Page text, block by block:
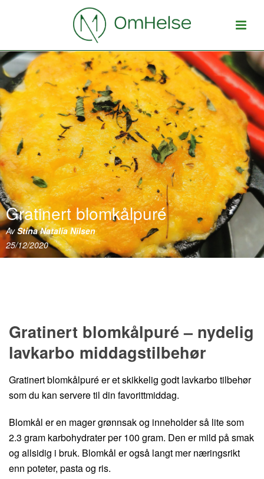
Gratinert blomkålpuré
AvStina Natalia Nilsen
25/12/2020
Gratinert blomkålpuré – nydelig
lavkarbo middagstilbehør
Gratinert blomkålpuré er et skikkelig godt lavkarbo tilbehør
som du kan servere til din favorittmiddag.
Blomkål er en mager grønnsak og inneholder så lite som
2.3 gram karbohydrater per 100 gram. Den er mild på smak
og allsidig i bruk. Blomkål er også langt mer næringsrikt
enn poteter, pasta og ris.